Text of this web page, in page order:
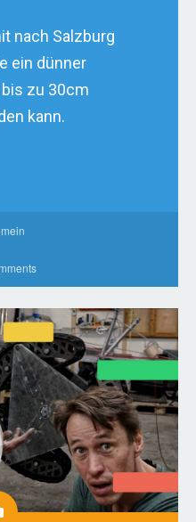
nach Salzburg
ein dünner
zu 30cm
kann.